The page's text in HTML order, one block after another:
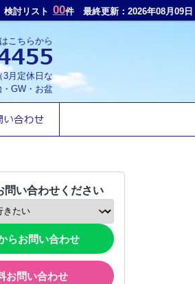
検討リスト 00件 最終更新：2026年08月09日
こちらから
3月定休日な
GW・お盆
問い合わせください
らお問い合わせ
お問い合わせ